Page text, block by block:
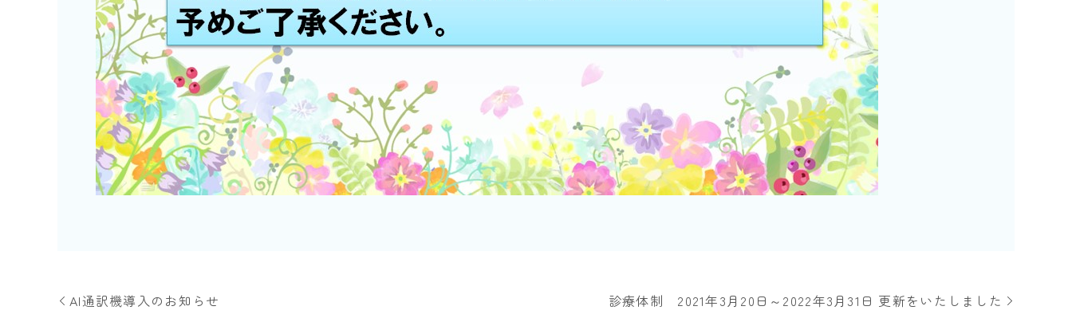
AI通訳機導入のお知らせ 診療体制 2021年3月20日～2022年3月31日 更新をいたしました